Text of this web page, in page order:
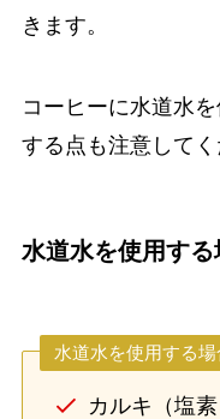
きます。
コーヒーに水道水
する点も注意してく
水道水を使用す
水道水を使用する
カルキ（塩